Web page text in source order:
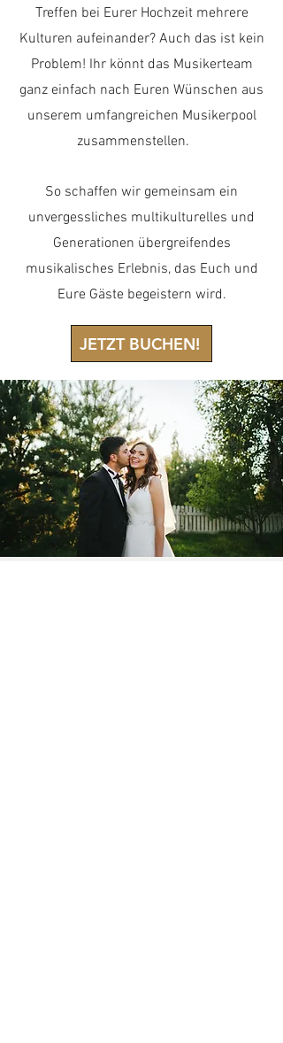
Treffen bei Eurer Hochzeit mehrere
Kulturen aufeinander? Auch das ist kein
Problem! Ihr könnt das Musikerteam
ganz einfach nach Euren Wünschen aus
unserem umfangreichen Musikerpool
zusammenstellen.
So schaffen wir gemeinsam ein
unvergessliches multikulturelles und
Generationen übergreifendes
musikalisches Erlebnis, das Euch und
Eure Gäste begeistern wird.
JETZT BUCHEN!